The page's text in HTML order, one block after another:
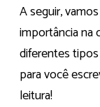
A seguir,
importância na
diferentes
para você
leitura!